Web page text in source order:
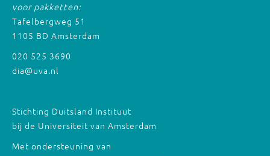
voor pakketten:
Tafelbergweg 51
1105 BD Amsterdam
020 525 3690
dia@uva.nl
Stichting Duitsland Instituut
bij de Universiteit van Amsterdam
Met ondersteuning van